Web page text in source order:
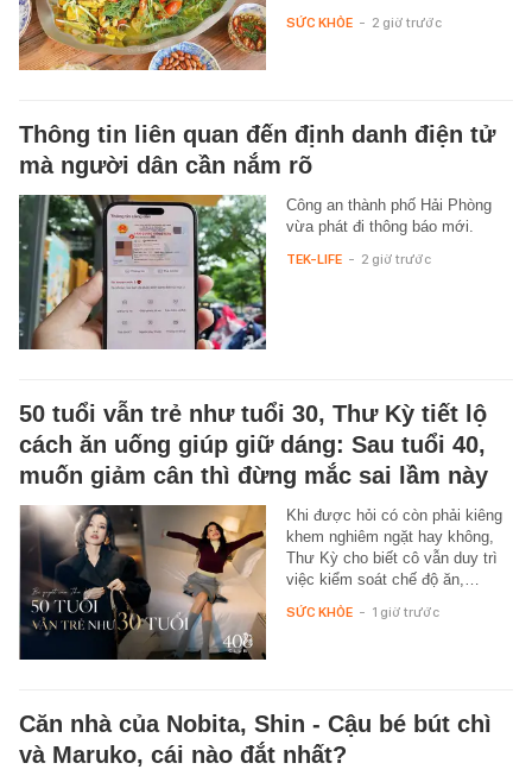
SỨC KHỎE - 2 giờ trước
Thông tin liên quan đến định danh điện tử
mà người dân cần nắm rõ
Công an thành phố Hải Phòng
vừa phát đi thông báo mới.
TEK-LIFE - 2 giờ trước
50 tuổi vẫn trẻ như tuổi 30, Thư Kỳ tiết lộ
cách ăn uống giúp giữ dáng: Sau tuổi 40,
muốn giảm cân thì đừng mắc sai lầm này
Khi được hỏi có còn phải kiêng
khem nghiêm ngặt hay không,
Thư Kỳ cho biết cô vẫn duy trì
việc kiểm soát chế độ ăn,…
SỨC KHỎE - 1 giờ trước
Căn nhà của Nobita, Shin - Cậu bé bút chì
và Maruko, cái nào đắt nhất?